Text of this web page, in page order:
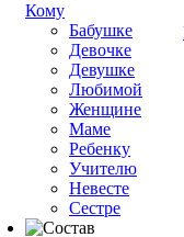
Кому
Бабушке
Девочке
Девушке
Любимой
Женщине
Маме
Ребенку
Учителю
Невесте
Сестре